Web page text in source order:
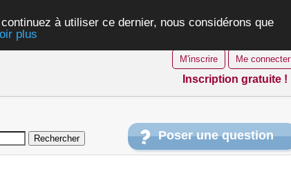
à utiliser ce dernier, nous considérons que
plus
M'inscrire Me connecter
Inscription gratuite !
Poser une question